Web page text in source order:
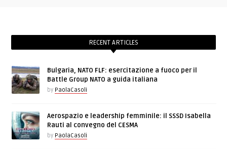
RECENT ARTICLES
Bulgaria, NATO FLF: esercitazione a fuoco per il
Battle Group NATO a guida italiana
by PaolaCasoli
Aerospazio e leadership femminile: il SSSD Isabella
Rauti al convegno del CESMA
by PaolaCasoli